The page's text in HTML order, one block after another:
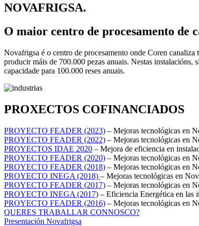
NOVAFRIGSA.
O maior centro de procesamento de
Novafrigsa é o centro de procesamento onde Coren canaliza
producir máis de 700.000 pezas anuais. Nestas instalacións,
capacidade para 100.000 reses anuais.
PROXECTOS COFINANCIADOS
PROYECTO FEADER (2023) – Mejoras tecnológicas en
PROYECTO FEADER (2022) – Mejoras tecnológicas en
PROYECTOS IDAE 2020 – Mejora de eficiencia en
PROYECTO FEADER (2020) – Mejoras tecnológicas en
PROYECTO FEADER (2018) – Mejoras tecnológicas en
PROYECTO INEGA (2018) – Mejoras tecnológicas en
PROYECTO FEADER (2017) – Mejoras tecnológicas en
PROYECTO INEGA (2017) – Eficiencia Energética en las
PROYECTO FEADER (2016) – Mejoras tecnológicas en
QUERES TRABALLAR CONNOSCO?
Presentación Novafrigsa